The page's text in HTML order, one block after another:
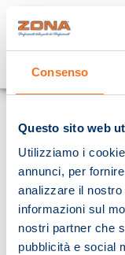
Consenso
Questo sito web
Utilizziamo i
annunci, per
analizzare il
informazioni sul
nostri partner che
pubblicità e social
Cosa stai